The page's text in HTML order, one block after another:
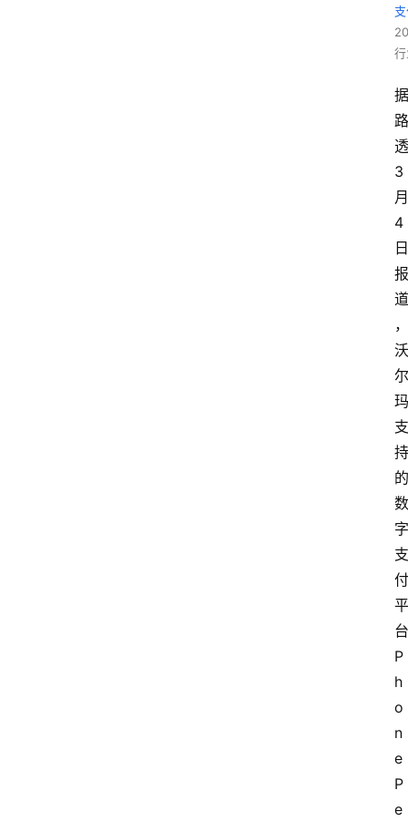
据
路
透
3
月
4
日
报
道
，
沃
尔
玛
支
持
的
数
字
支
付
平
台
P
h
o
n
e
P
e